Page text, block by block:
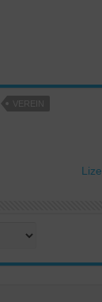
VEREIN